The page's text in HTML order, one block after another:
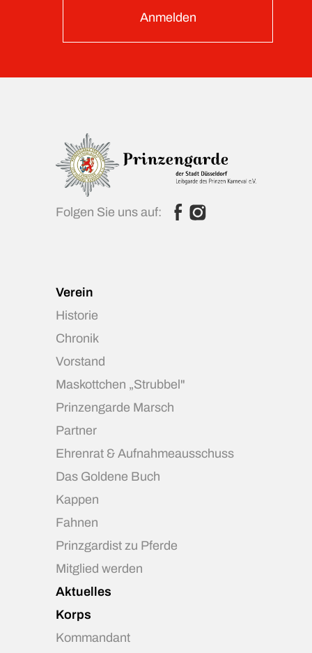
Anmelden
Folgen Sie uns auf:
Verein
Historie
Chronik
Vorstand
Maskottchen „Strubbel"
Prinzengarde Marsch
Partner
Ehrenrat & Aufnahmeausschuss
Das Goldene Buch
Kappen
Fahnen
Prinzgardist zu Pferde
Mitglied werden
Aktuelles
Korps
Kommandant